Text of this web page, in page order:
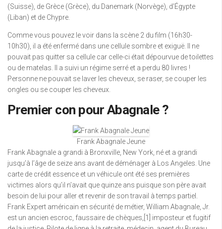
(Suisse), de Grèce (Grèce), du Danemark (Norvège), d’Égypte
(Liban) et de Chypre.
Comme vous pouvez le voir dans la scène 2 du film (16h30-
10h30), il a été enfermé dans une cellule sombre et exiguë. Il ne
pouvait pas quitter sa cellule car celle-ci était dépourvue de toilettes
ou de matelas. Il a suivi un régime serré et a perdu 80 livres !
Personne ne pouvait se laver les cheveux, se raser, se couper les
ongles ou se couper les cheveux.
Premier con pour Abagnale ?
Frank Abagnale Jeune
Frank Abagnale a grandi à Bronxville, New York, né et a grandi
jusqu’à l’âge de seize ans avant de déménager à Los Angeles. Une
carte de crédit essence et un véhicule ont été ses premières
victimes alors qu’il n’avait que quinze ans puisque son père avait
besoin de lui pour aller et revenir de son travail à temps partiel.
Frank Expert américain en sécurité de métier, William Abagnale, Jr.
est un ancien escroc, faussaire de chèques,[1] imposteur et fugitif